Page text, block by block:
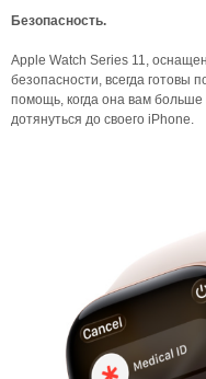
Безопасность.
Apple Watch Series 11,
безопасности, всегда готовы
помощь, когда она вам
дотянуться до своего iPhone.